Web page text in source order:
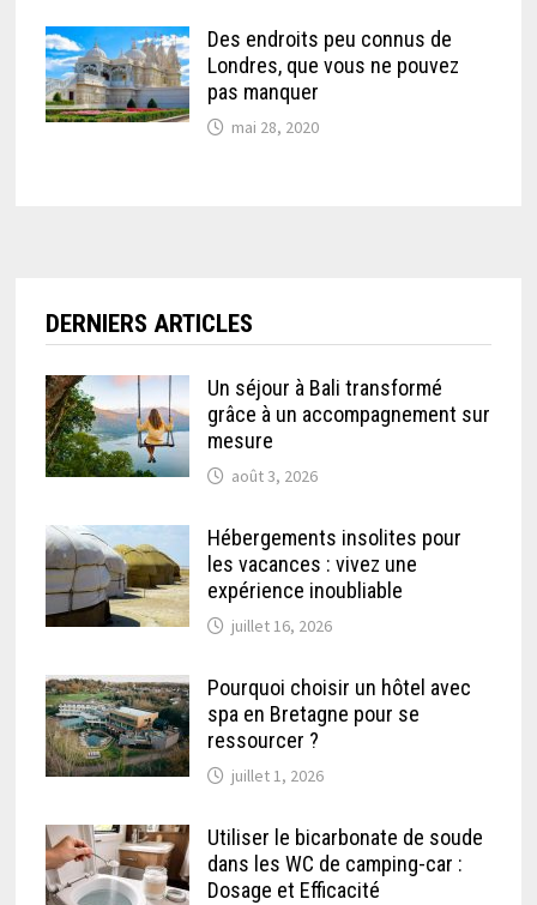
Des endroits peu connus de
Londres, que vous ne pouvez
pas manquer
mai 28, 2020
DERNIERS ARTICLES
Un séjour à Bali transformé
grâce à un accompagnement sur
mesure
août 3, 2026
Hébergements insolites pour
les vacances : vivez une
expérience inoubliable
juillet 16, 2026
Pourquoi choisir un hôtel avec
spa en Bretagne pour se
ressourcer ?
juillet 1, 2026
Utiliser le bicarbonate de soude
dans les WC de camping-car :
Dosage et Efficacité